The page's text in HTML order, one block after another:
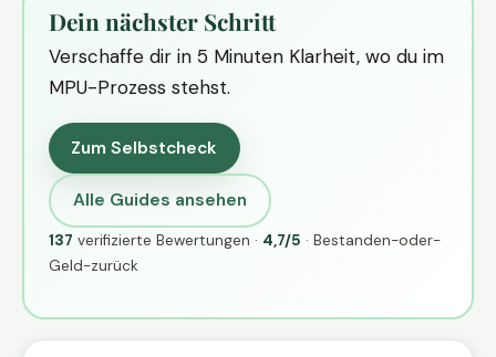
Dein nächster Schritt
Verschaffe dir in 5 Minuten Klarheit, wo du im
MPU-Prozess stehst.
Zum Selbstcheck
Alle Guides ansehen
137 verifizierte Bewertungen · 4,7/5 · Bestanden-oder-
Geld-zurück